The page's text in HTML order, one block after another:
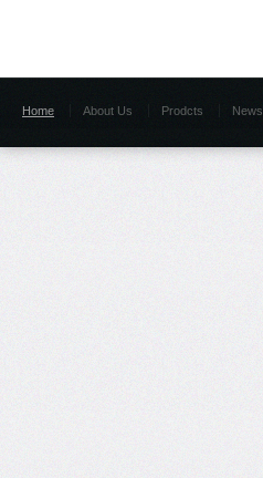
Home About Us Prodcts News